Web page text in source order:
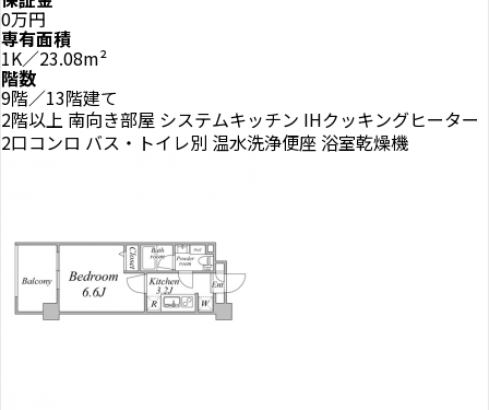
0万円
専有面積
1K／23.08m²
階数
9階／13階建て
2階以上 南向き部屋 システムキッチン IHクッキングヒーター
2口コンロ バス・トイレ別 温水洗浄便座 浴室乾燥機